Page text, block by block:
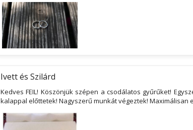
Ivett és Szilárd
Kedves FEIL! Köszönjük szépen a csodálatos gyűrűket!
kalappal előttetek! Nagyszerű munkát végeztek! Maximálisan